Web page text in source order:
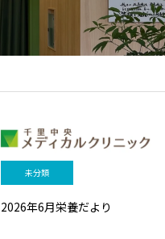
甲状腺外
未分類
2026年6月栄養だより